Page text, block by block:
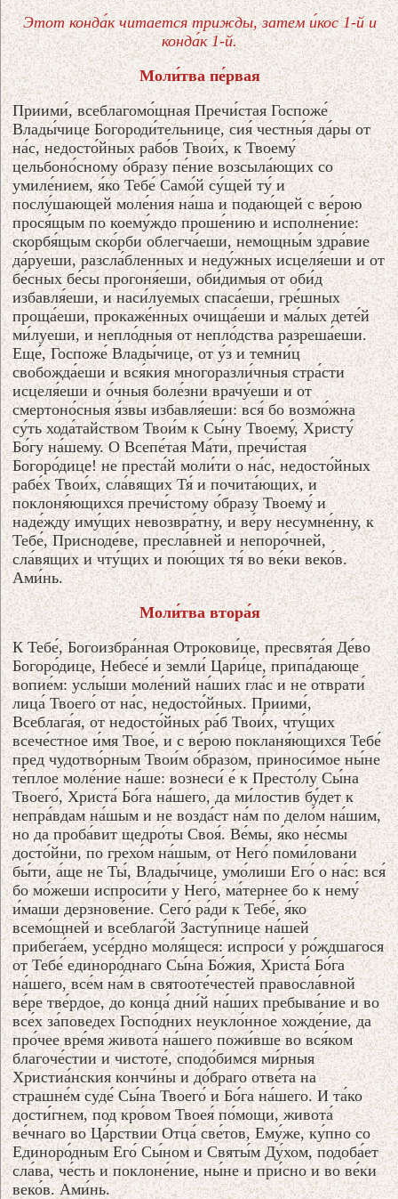
Этот конда́к читается трижды, затем и́кос 1-й и
конда́к 1-й.
Моли́тва пе́рвая
Приими́, всеблагомо́щная Пречи́стая Госпоже́
Влады́чице Богороди́тельнице, сия́ честны́я да́ры от
на́с, недосто́йных рабо́в Твои́х, к Твоему́
цельбоно́сному о́бразу пе́ние возсыла́ющих со
умиле́нием, я́ко Тебе́ Само́й су́щей ту́ и
послу́шающей моле́ния на́ша и подаю́щей с ве́рою
прося́щым по коему́ждо проше́нию и исполне́ние:
скорбя́щым ско́рби облегча́еши, немощны́м здра́вие
да́руеши, разсла́бленных и неду́жных исцеля́еши и от
бе́сных бе́сы прогоня́еши, оби́димыя от оби́д
избавля́еши, и наси́луемых спаса́еши, гре́шных
проща́еши, прокаже́нных очища́еши и ма́лых дете́й
ми́луеши, и непло́дныя от непло́дства разреша́еши.
Еще́, Госпоже́ Влады́чице, от у́з и темни́ц
свобожда́еши и вся́кия многоразли́чныя стра́сти
исцеля́еши и о́чныя боле́зни врачу́еши и от
смертоно́сныя я́звы избавля́еши: вся́ бо возмо́жна
су́ть хода́тайством Твои́м к Сы́ну Твоему́, Христу́
Бо́гу на́шему. О Всепе́тая Ма́ти, пречи́стая
Богоро́дице! не преста́й моли́ти о на́с, недосто́йных
рабе́х Твои́х, сла́вящих Тя́ и почита́ющих, и
поклоня́ющихся пречи́стому о́бразу Твоему́ и
наде́жду иму́щих невозвра́тну, и ве́ру несумне́нну, к
Тебе́, Присноде́ве, пресла́вней и непоро́чней,
сла́вящих и чту́щих и пою́щих тя́ во ве́ки веко́в.
Ами́нь.
Моли́тва втора́я
К Тебе́, Богоизбра́нная Отрокови́це, пресвята́я Де́во
Богоро́дице, Небесе́ и земли́ Цари́це, припа́дающе
вопие́м: услы́ши моле́ний на́ших гла́с и не отврати́
лица́ Твоего́ от на́с, недосто́йных. Приими́,
Всеблага́я, от недосто́йных ра́б Твои́х, чту́щих
всече́стное и́мя Твое́, и с ве́рою покланя́ющихся Тебе́
пред чудотво́рным Твои́м о́бразом, приноси́мое ны́не
те́плое моле́ние на́ше: вознеси́ е́ к Престо́лу Сы́на
Твоего́, Христа́ Бо́га на́шего, да ми́лостив бу́дет к
непра́вдам на́шым и не возда́ст на́м по дело́м на́шим,
но да проба́вит щедро́ты Своя́. Ве́мы, я́ко не́смы
досто́йни, по грехо́м на́шым, от Него́ поми́ловани
бы́ти, а́ще не Ты́, Влады́чице, умо́лиши Его́ о на́с: вся́
бо мо́жеши испроси́ти у Него́, ма́тернее бо к нему́
и́маши дерзнове́ние. Сего́ ра́ди к Тебе́, я́ко
всемо́щней и всеблаго́й Засту́пнице на́шей
прибега́ем, усе́рдно моля́щеся: испроси́ у ро́ждшагося
от Тебе́ единоро́днаго Сы́на Бо́жия, Христа́ Бо́га
на́шего, все́м на́м в святооте́честей правосла́вной
ве́ре тве́рдое, до конца́ дни́й на́ших пребыва́ние и во
все́х за́поведех Госпо́дних неукло́нное хожде́ние, да
про́чее вре́мя живота́ на́шего пожи́вше во вся́ком
благоче́стии и чистоте́, сподо́бимся ми́рныя
Христиа́нския кончи́ны и до́браго отве́та на
страшне́м суде́ Сы́на Твоего́ и Бо́га на́шего. И та́ко
дости́гнем, под кро́вом Твоея́ по́мощи, живота́
ве́чнаго во Ца́рствии Отца́ све́тов, Ему́же, ку́пно со
Единоро́дным Его́ Сы́ном и Святы́м Ду́хом, подоба́ет
сла́ва, че́сть и поклоне́ние, ны́не и при́сно и во ве́ки
веко́в. Ами́нь.